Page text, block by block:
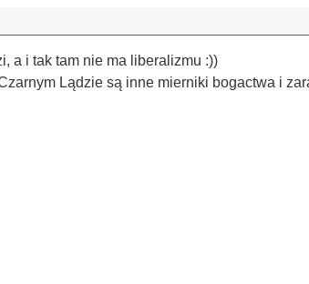
a i tak tam nie ma liberalizmu :))
Lądzie są inne mierniki bogactwa i